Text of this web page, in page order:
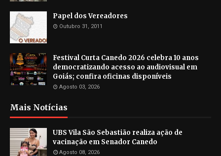
Papel dos Vereadores
Outubro 31, 2011
Festival Curta Canedo 2026 celebra 10 anos
democratizando acesso ao audiovisual em
Goiás; confira oficinas disponíveis
Agosto 03, 2026
Mais Notícias
UBS Vila São Sebastião realiza ação de
vacinação em Senador Canedo
Agosto 08, 2026